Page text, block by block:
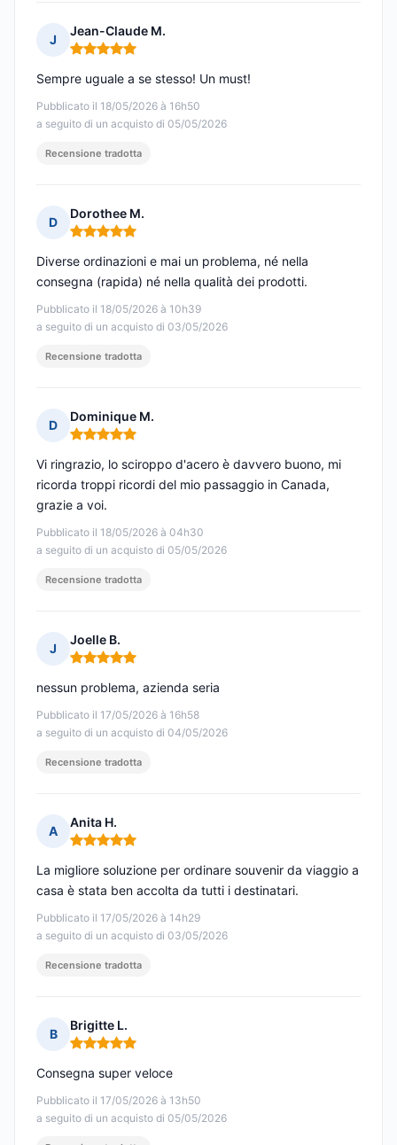
J
Jean-Claude M.
Nota: 5 su 5
Pubblicato il 18/05/2026 à 16h50
a seguito di un acquisto di 05/05/2026
Sempre uguale a se stesso! Un must!
Recensione tradotta
D
Dorothee M.
Nota: 5 su 5
Pubblicato il 18/05/2026 à 10h39
a seguito di un acquisto di 03/05/2026
Diverse ordinazioni e mai un problema, né nella
consegna (rapida) né nella qualità dei prodotti.
Recensione tradotta
D
Dominique M.
Nota: 5 su 5
Pubblicato il 18/05/2026 à 04h30
a seguito di un acquisto di 05/05/2026
Vi ringrazio, lo sciroppo d'acero è davvero buono, mi
ricorda troppi ricordi del mio passaggio in Canada,
grazie a voi.
Recensione tradotta
J
Joelle B.
Nota: 5 su 5
Pubblicato il 17/05/2026 à 16h58
a seguito di un acquisto di 04/05/2026
nessun problema, azienda seria
Recensione tradotta
A
Anita H.
Nota: 5 su 5
Pubblicato il 17/05/2026 à 14h29
a seguito di un acquisto di 03/05/2026
La migliore soluzione per ordinare souvenir da viaggio a
casa è stata ben accolta da tutti i destinatari.
Recensione tradotta
B
Brigitte L.
Nota: 5 su 5
Pubblicato il 17/05/2026 à 13h50
a seguito di un acquisto di 05/05/2026
Consegna super veloce